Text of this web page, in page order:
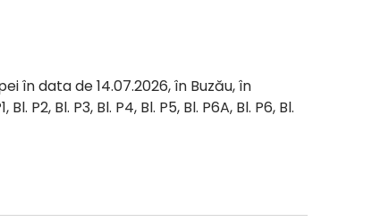
în data de 14.07.2026, în Buzău, în
P2, Bl. P3, Bl. P4, Bl. P5, Bl. P6A, Bl. P6, Bl.